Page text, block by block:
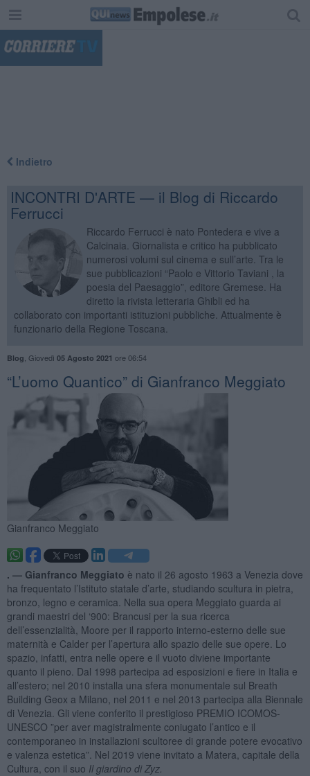
Indietro
INCONTRI D'ARTE — il Blog di Riccardo
Ferrucci
Riccardo Ferrucci è nato Pontedera e vive a
Calcinaia. Giornalista e critico ha pubblicato
numerosi volumi sul cinema e sull’arte. Tra le
sue pubblicazioni “Paolo e Vittorio Taviani , la
poesia del Paesaggio”, editore Gremese. Ha
diretto la rivista letteraria Ghibli ed ha
collaborato con importanti istituzioni pubbliche. Attualmente è
funzionario della Regione Toscana.
Blog Giovedì 05 Agosto 2021 ore 06:54
“L’uomo Quantico” di Gianfranco Meggiato
Gianfranco Meggiato
. — Gianfranco Meggiato è nato il 26 agosto 1963 a Venezia dove
ha frequentato l’Istituto statale d’arte, studiando scultura in pietra,
bronzo, legno e ceramica. Nella sua opera Meggiato guarda ai
grandi maestri del ‘900: Brancusi per la sua ricerca
dell’essenzialità, Moore per il rapporto interno-esterno delle sue
maternità e Calder per l’apertura allo spazio delle sue opere. Lo
spazio, infatti, entra nelle opere e il vuoto diviene importante
quanto il pieno. Dal 1998 partecipa ad esposizioni e fiere in Italia e
all’estero; nel 2010 installa una sfera monumentale sul Breath
Building Geox a Milano, nel 2011 e nel 2013 partecipa alla Biennale
di Venezia. Gli viene conferito il prestigioso PREMIO ICOMOS-
UNESCO ”per aver magistralmente coniugato l’antico e il
contemporaneo in installazioni scultoree di grande potere evocativo
e valenza estetica”. Nel 2019 viene invitato a Matera, capitale della
Cultura, con il suo Il giardino di Zyz.